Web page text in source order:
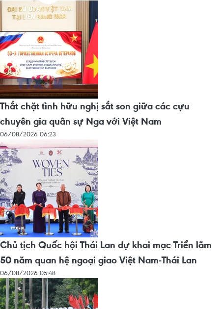
Thắt chặt tình hữu nghị sắt son giữa các cựu
chuyên gia quân sự Nga với Việt Nam
06/08/2026 06:23
Chủ tịch Quốc hội Thái Lan dự khai mạc Triển lãm
50 năm quan hệ ngoại giao Việt Nam-Thái Lan
06/08/2026 05:48